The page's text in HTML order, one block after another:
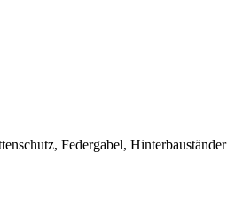
Federgabel, Hinterbauständer